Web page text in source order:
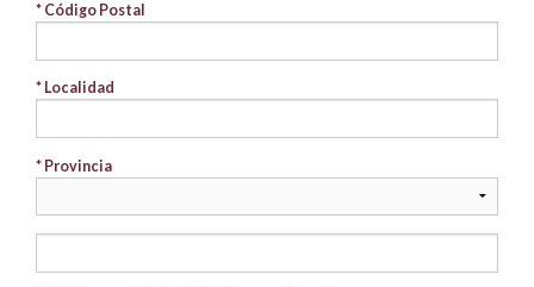
* Código Postal
* Localidad
* Provincia